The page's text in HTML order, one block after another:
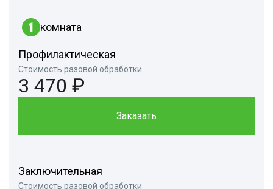
1 комната
Профилактическая
Стоимость разовой обработки
3 470 ₽
Заказать
Заключительная
Стоимость разовой обработки